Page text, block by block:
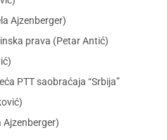
Ajzenberger)
prava (Petar Antić)
PTT saobraćaja “Srbija”
Ajzenberger)